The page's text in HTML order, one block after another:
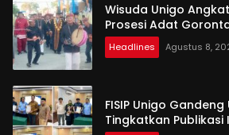
Wisuda Unigo
Prosesi Adat
Headlines Agustus 8,
FISIP Unigo
Tingkatkan